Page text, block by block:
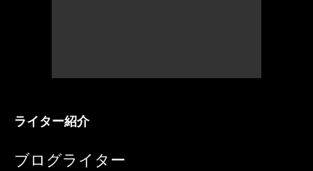
ライター紹介
ブログライター